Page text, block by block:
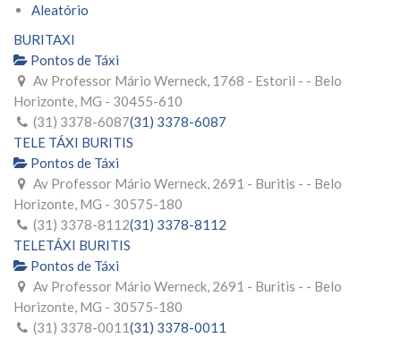
Aleatório
BURITAXI
Pontos de Táxi
Av Professor Mário Werneck, 1768 - Estoril - - Belo
Horizonte, MG - 30455-610
(31) 3378-6087(31) 3378-6087
TELE TÁXI BURITIS
Pontos de Táxi
Av Professor Mário Werneck, 2691 - Buritis - - Belo
Horizonte, MG - 30575-180
(31) 3378-8112(31) 3378-8112
TELETÁXI BURITIS
Pontos de Táxi
Av Professor Mário Werneck, 2691 - Buritis - - Belo
Horizonte, MG - 30575-180
(31) 3378-0011(31) 3378-0011